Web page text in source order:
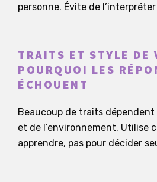
personne. Évite de
TRAITS ET STYLE DE
POURQUOI LES
ÉCHOUENT
Beaucoup de traits
et de l’environnement. Utilise
apprendre, pas pour décider